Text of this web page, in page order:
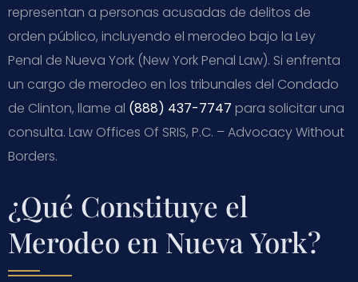
representan a personas acusadas de delitos de
orden público, incluyendo el merodeo bajo la Ley
Penal de Nueva York (New York Penal Law). Si enfrenta
un cargo de merodeo en los tribunales del Condado
de Clinton, llame al (888) 437-7747 para solicitar una
consulta. Law Offices Of SRIS, P.C. – Advocacy Without
Borders.
¿Qué Constituye el
Merodeo en Nueva York?